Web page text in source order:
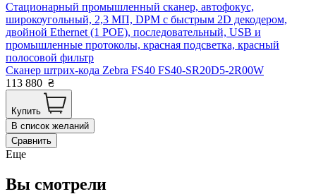
Стационарный промышленный сканер, автофокус,
широкоугольный, 2,3 МП, DPM с быстрым 2D декодером,
двойной Ethernet (1 POE), последовательный, USB и
промышленные протоколы, красная подсветка, красный
полосовой фильтр
Сканер штрих-кода Zebra FS40 FS40-SR20D5-2R00W
113 880 ₴
Купить
В список желаний
Сравнить
Еще
Вы смотрели